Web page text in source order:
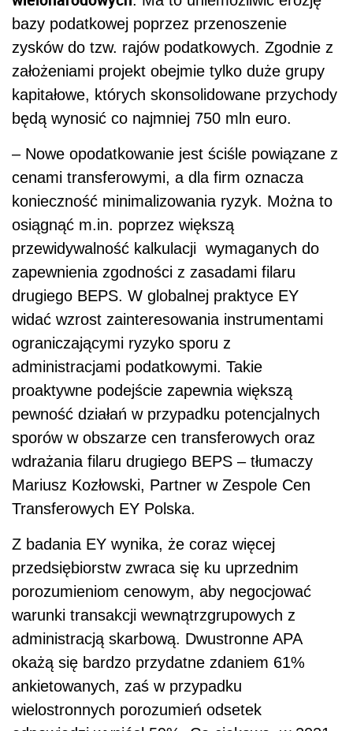
bazy podatkowej poprzez przenoszenie
zysków do tzw. rajów podatkowych. Zgodnie z
założeniami projekt obejmie tylko duże grupy
kapitałowe, których skonsolidowane przychody
będą wynosić co najmniej 750 mln euro.
– Nowe opodatkowanie jest ściśle powiązane z
cenami transferowymi, a dla firm oznacza
konieczność minimalizowania ryzyk. Można to
osiągnąć m.in. poprzez większą
przewidywalność kalkulacji wymaganych do
zapewnienia zgodności z zasadami filaru
drugiego BEPS. W globalnej praktyce EY
widać wzrost zainteresowania instrumentami
ograniczającymi ryzyko sporu z
administracjami podatkowymi. Takie
proaktywne podejście zapewnia większą
pewność działań w przypadku potencjalnych
sporów w obszarze cen transferowych oraz
wdrażania filaru drugiego BEPS – tłumaczy
Mariusz Kozłowski, Partner w Zespole Cen
Transferowych EY Polska.
Z badania EY wynika, że coraz więcej
przedsiębiorstw zwraca się ku uprzednim
porozumieniom cenowym, aby negocjować
warunki transakcji wewnątrzgrupowych z
administracją skarbową. Dwustronne APA
okażą się bardzo przydatne zdaniem 61%
ankietowanych, zaś w przypadku
wielostronnych porozumień odsetek